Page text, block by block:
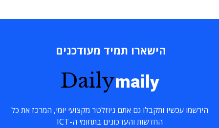
הישארו תמיד מעודכנים
Dailymaily
הירשמו עכשיו ותקבלו גם אתם ניוזלטר מקצועי יומי, המרכז את כל
החדשות והעדכונים בתחומי ה-ICT